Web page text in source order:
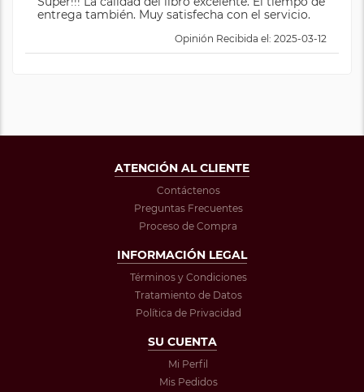
entrega también. Muy satisfecha con el servicio.
Opinión Recibida el: 2025-03-12
ATENCIÓN AL CLIENTE
Contáctenos
Preguntas Frecuentes
Proceso de Compra
INFORMACIÓN LEGAL
Términos y Condiciones
Tratamiento de Datos
Política de Privacidad
SU CUENTA
Mi Perfil
Mis Pedidos